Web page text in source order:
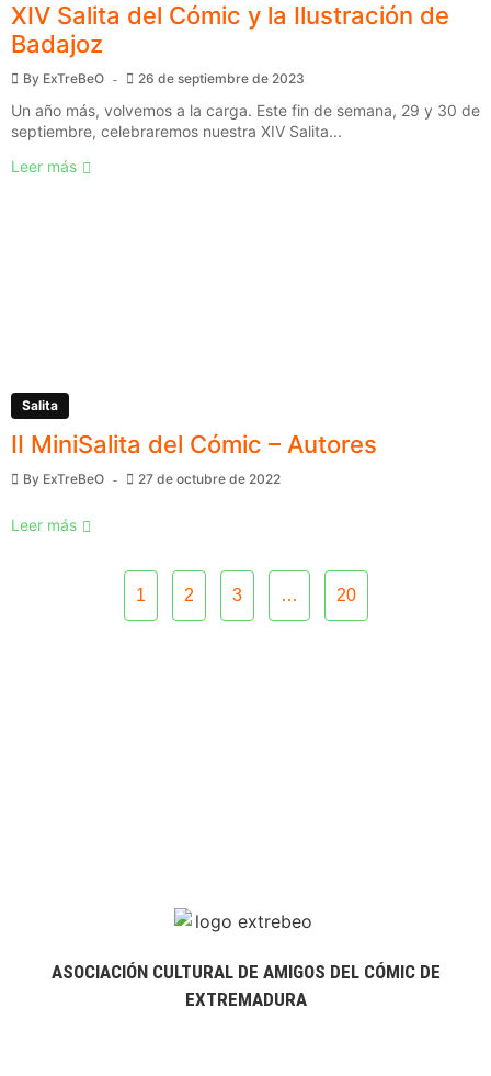
XIV Salita del Cómic y la Ilustración de
Badajoz
By ExTreBeO 26 de septiembre de 2023
Un año más, volvemos a la carga. Este fin de semana, 29 y 30 de
septiembre, celebraremos nuestra XIV Salita...
Leer más
Salita
II MiniSalita del Cómic – Autores
By ExTreBeO 27 de octubre de 2022
Leer más
1 2 3 … 20
ASOCIACIÓN CULTURAL DE AMIGOS DEL CÓMIC DE
EXTREMADURA